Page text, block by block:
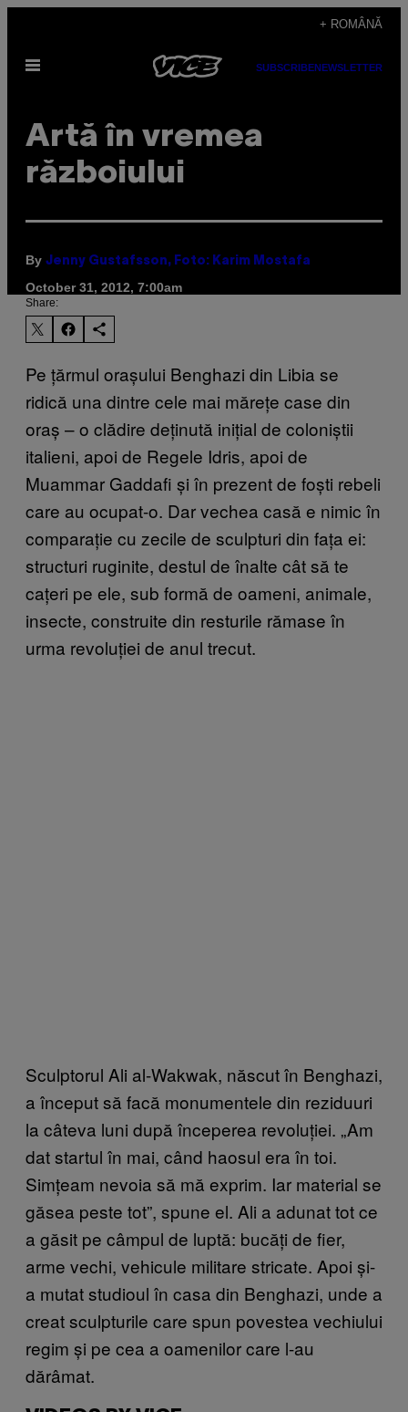
content
+ ROMÂNĂ
Open
SUBSCRIBENEWSLETTER
Artă în vremea
războiului
By Jenny Gustafsson, Foto: Karim Mostafa
October 31, 2012, 7:00am
Share:
Pe țărmul orașului Benghazi din Libia se
ridică una dintre cele mai mărețe case din
oraș – o clădire deținută inițial de coloniștii
italieni, apoi de Regele Idris, apoi de
Muammar Gaddafi și în prezent de foști rebeli
care au ocupat-o. Dar vechea casă e nimic în
comparație cu zecile de sculpturi din fața ei:
structuri ruginite, destul de înalte cât să te
cațeri pe ele, sub formă de oameni, animale,
insecte, construite din resturile rămase în
urma revoluției de anul trecut.
Sculptorul Ali al-Wakwak, născut în Benghazi,
a început să facă monumentele din reziduuri
la câteva luni după începerea revoluției. „Am
dat startul în mai, când haosul era în toi.
Simțeam nevoia să mă exprim. Iar material se
găsea peste tot”, spune el. Ali a adunat tot ce
a găsit pe câmpul de luptă: bucăți de fier,
arme vechi, vehicule militare stricate. Apoi și-
a mutat studioul în casa din Benghazi, unde a
creat sculpturile care spun povestea vechiului
regim și pe cea a oamenilor care l-au
dărâmat.